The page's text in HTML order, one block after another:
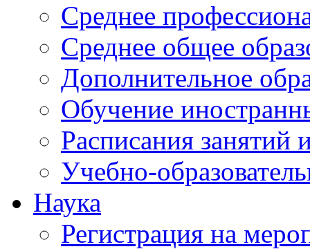
Среднее
Среднее общее
Дополнительное
Обучение
Расписания занятий
Учебно-
Наука
Регистрация на